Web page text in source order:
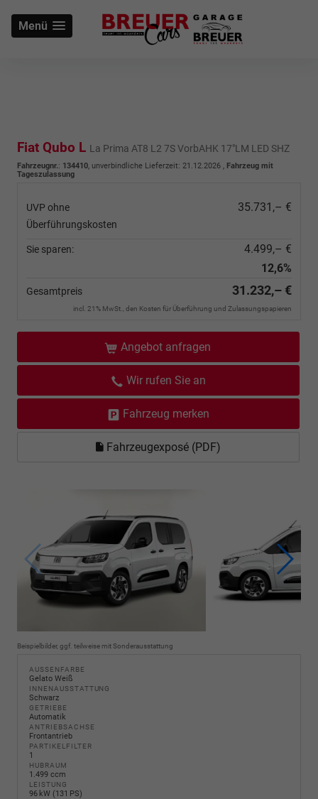
Menü
Fiat Qubo L La Prima AT8 L2 7S VorbAHK 17"LM LED SHZ
Fahrzeugnr.: 134410, unverbindliche Lieferzeit: 21.12.2026 , Fahrzeug mit
Tageszulassung
UVP ohne
Überführungskosten
35.731,– €
Sie sparen:
4.499,– €
12,6%
Gesamtpreis 31.232,– €
incl. 21% MwSt., den Kosten für Überführung und Zulassungspapieren
Angebot anfragen
Wir rufen Sie an
Fahrzeug merken
Fahrzeugexposé (PDF)
Beispielbilder, ggf. teilweise mit Sonderausstattung
AUSSENFARBE
Gelato Weiß
INNENAUSSTATTUNG
Schwarz
GETRIEBE
Automatik
ANTRIEBSACHSE
Frontantrieb
PARTIKELFILTER
1
HUBRAUM
1.499 ccm
LEISTUNG
96 kW (131 PS)